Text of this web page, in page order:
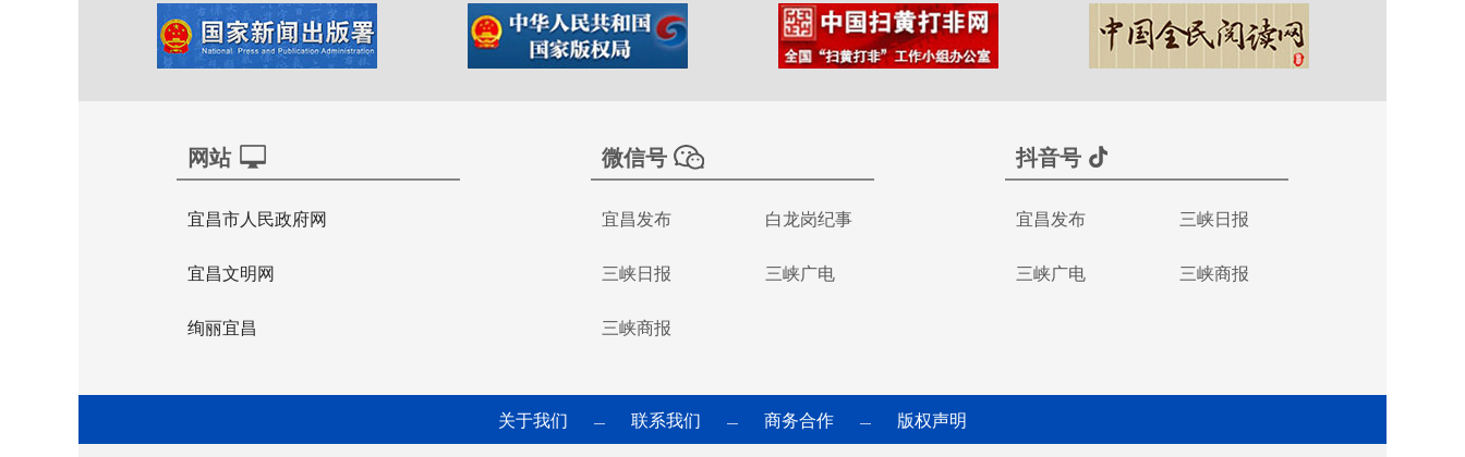
网站
宜昌市人民政府网
宜昌文明网
绚丽宜昌
微信号
宜昌发布 白龙岗纪事
三峡日报 三峡广电
三峡商报
抖音号
宜昌发布 三峡日报
三峡广电 三峡商报
关于我们 — 联系我们 — 商务合作 — 版权声明